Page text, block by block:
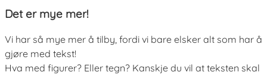
Det er mye mer!
Vi har så mye mer å tilby, fordi vi bare elsker alt som har å
gjøre med tekst!
Hva med figurer? Eller tegn? Kanskje du vil at teksten skal